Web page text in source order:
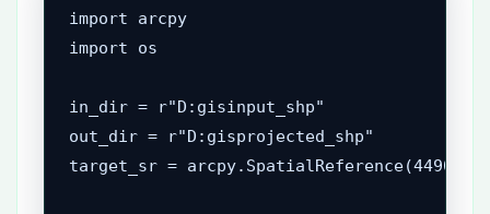
import arcpy
import os
in_dir = r"D:gisinput_shp"
out_dir = r"D:gisprojected_shp"
target_sr = arcpy.SpatialReference(4490)